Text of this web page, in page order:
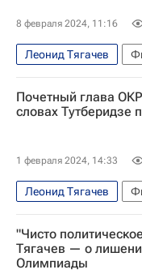
8 февраля 2024, 11:16
Леонид Тягачев
Камила Валиева
Спортивный
Международный союз
Почетный глава
словах Тутберидзе
1 февраля 2024, 14:33
Леонид Тягачев
Камила Валиева
Спортивный
Международный союз
"Чисто
Тягачев — о
Олимпиады